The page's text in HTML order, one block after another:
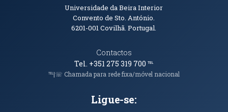
Informações de Contacto
Universidade da Beira Interior
Convento de Sto. António.
6201-001Covilhã. Portugal.
Contactos
Tel. +351 275 319 700℡
℡|☏ Chamada para rede fixa/móvel nacional
Ligue-se: